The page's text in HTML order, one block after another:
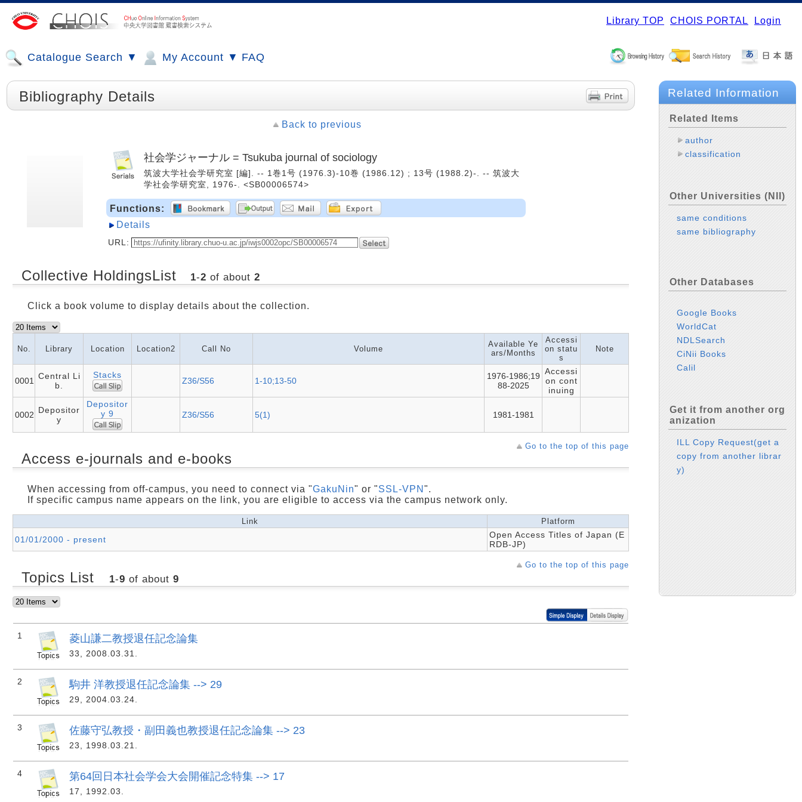
Library TOP CHOIS PORTAL Login
Catalogue Search ▼ My Account ▼ FAQ
Bibliography Details
Back to previous
社会学ジャーナル = Tsukuba journal of sociology
筑波大学社会学研究室 [編]. -- 1巻1号 (1976.3)-10巻 (1986.12) ; 13号 (1988.2)-. -- 筑波大
学社会学研究室, 1976-. <SB00006574>
Functions:
Details
URL:
Collective HoldingsList 1-2 of about 2
Click a book volume to display details about the collection.
No. Library Location Location2 Call No Volume
Available Ye
ars/Months
Accessi
on statu
s
Note
0001
Central Li
b.
Stacks
Z36/S56 1-10;13-50
1976-1986;19
88-2025
Accessi
on cont
inuing
0002 Depositor
y
Depositor
y 9
Z36/S56 5(1) 1981-1981
Go to the top of this page
Access e-journals and e-books
When accessing from off-campus, you need to connect via "GakuNin" or "SSL-VPN ".
If specific campus name appears on the link, you are eligible to access via the campus network only.
Link Platform
01/01/2000 - present
Open Access Titles of Japan (E
RDB-JP)
Go to the top of this page
Topics List 1-9 of about 9
1 菱山謙二教授退任記念論集
33, 2008.03.31.
2 駒井 洋教授退任記念論集 --> 29
29, 2004.03.24.
3 佐藤守弘教授・副田義也教授退任記念論集 --> 23
23, 1998.03.21.
4 第64回日本社会学会大会開催記念特集 --> 17
17, 1992.03.
Related Information
Related Items
author
classification
Other Universities (NII)
same conditions
same bibliography
Other Databases
Google Books
WorldCat
NDLSearch
CiNii Books
Calil
Get it from another org
anization
ILL Copy Request(get a
copy from another librar
y)